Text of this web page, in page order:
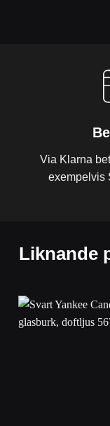
Via Klarna
exempelvis
Liknande